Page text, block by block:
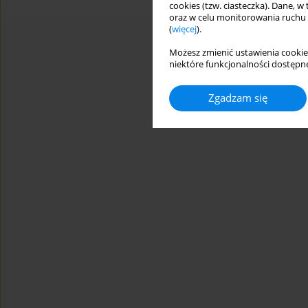
cookies (tzw. ciasteczka). Dane,
oraz w celu monitorowania ruchu
(więcej).
Możesz zmienić ustawienia
niektóre funkcjonalności
Zgadzam się